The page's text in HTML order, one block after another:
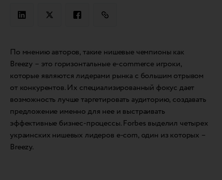
По мнению авторов, такие нишевые чемпионы как
Breezy – это горизонтальные e-commerce игроки,
которые являются лидерами рынка с большим отрывом
от конкурентов. Их специализированный фокус дает
возможность лучше таргетировать аудиторию, создавать
предложение именно для нее и выстраивать
эффективные бизнес-процессы. Forbes выделил четырех
украинских нишевых лидеров e-com, один из которых –
Breezy.